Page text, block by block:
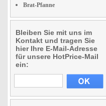
Brat-Pfanne
Bleiben Sie mit uns im
Kontakt und tragen Sie
hier Ihre E-Mail-Adresse
für unsere HotPrice-Mail
ein: